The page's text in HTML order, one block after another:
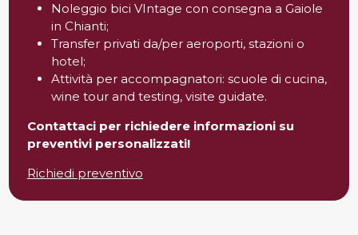
Noleggio bici VIntage con consegna a Gaiole
in Chianti;
Transfer privati da/per aeroporti, stazioni o
hotel;
Attività per accompagnatori: scuole di cucina,
wine tour and testing, visite guidate.
Contattaci per richiedere informazioni su
preventivi personalizzati!
Richiedi preventivo